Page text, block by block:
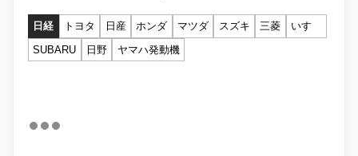
日経 トヨタ 日産 ホンダ マツダ スズキ 三菱
いすゞ
SUBARU
日野 ヤマハ発動機